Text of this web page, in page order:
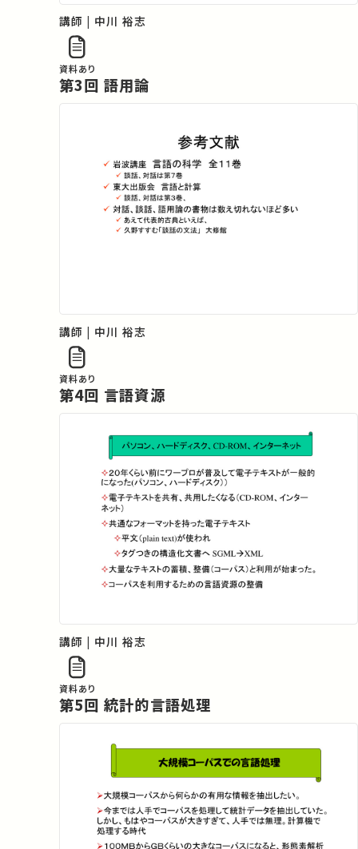
講師 | 中川 裕志
資料あり
第3回 語用論
講師 | 中川 裕志
資料あり
第4回 言語資源
講師 | 中川 裕志
資料あり
第5回 統計的言語処理